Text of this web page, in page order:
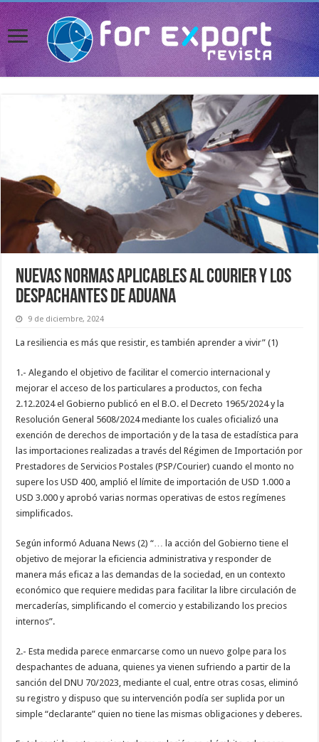
Nuevas normas aplicables al courier y los
despachantes de aduana
9 de diciembre, 2024
La resiliencia es más que resistir, es también aprender a vivir” (1)
1.- Alegando el objetivo de facilitar el comercio internacional y
mejorar el acceso de los particulares a productos, con fecha
2.12.2024 el Gobierno publicó en el B.O. el Decreto 1965/2024 y la
Resolución General 5608/2024 mediante los cuales oficializó una
exención de derechos de importación y de la tasa de estadística para
las importaciones realizadas a través del Régimen de Importación por
Prestadores de Servicios Postales (PSP/Courier) cuando el monto no
supere los USD 400, amplió el límite de importación de USD 1.000 a
USD 3.000 y aprobó varias normas operativas de estos regímenes
simplificados.
Según informó Aduana News (2) “… la acción del Gobierno tiene el
objetivo de mejorar la eficiencia administrativa y responder de
manera más eficaz a las demandas de la sociedad, en un contexto
económico que requiere medidas para facilitar la libre circulación de
mercaderías, simplificando el comercio y estabilizando los precios
internos”.
2.- Esta medida parece enmarcarse como un nuevo golpe para los
despachantes de aduana, quienes ya vienen sufriendo a partir de la
sanción del DNU 70/2023, mediante el cual, entre otras cosas, eliminó
su registro y dispuso que su intervención podía ser suplida por un
simple “declarante” quien no tiene las mismas obligaciones y deberes.